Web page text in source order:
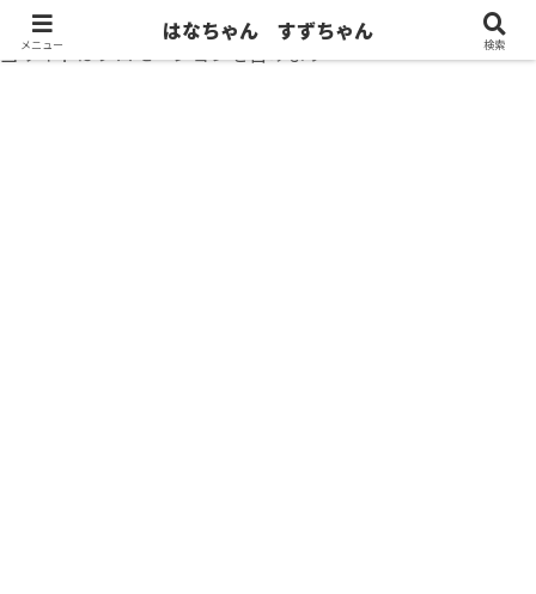
当サイトはプロモーションを含みます
メニュー
はなちゃん すずちゃん
検索